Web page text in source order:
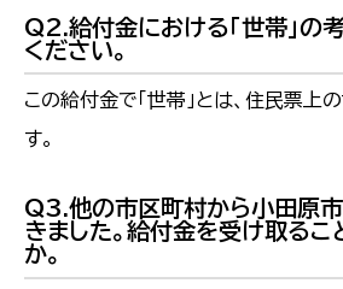
Q2.給付金における「世帯」の
ください。
この給付金で「世帯」とは、住民票上
す。
Q3.他の市区町村から小田原
きました。給付金を受け取るこ
か。